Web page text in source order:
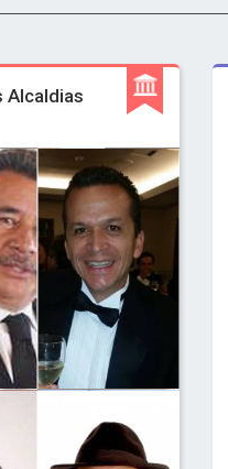
Alcaldias